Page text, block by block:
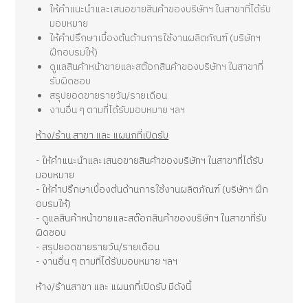
ให้คำแนะนำและเสนอขายสินค้าของบริษัทฯ ในสาขาที่ได้รับ
มอบหมาย
ให้คำปรึกษาเบื้องต้นด้านการใช้งานผลิตภัณฑ์ (บริษัทฯ
ฝึกอบรมให้)
ดูแลสินค้าหน้าขายและสต๊อกสินค้าของบริษัทฯ ในสาขาที่
รับผิดชอบ
สรุปยอดขายรายวัน/รายเดือน
งานอื่น ๆ ตามที่ได้รับมอบหมาย ฯลฯ
ห้าง/ร้าน สาขา และ แผนกที่เปิดรับ
- ให้คำแนะนำและเสนอขายสินค้าของบริษัทฯ ในสาขาที่ได้รับ
มอบหมาย
- ให้คำปรึกษาเบื้องต้นด้านการใช้งานผลิตภัณฑ์ (บริษัทฯ ฝึก
อบรมให้)
- ดูแลสินค้าหน้าขายและสต๊อกสินค้าของบริษัทฯ ในสาขาที่รับ
ผิดชอบ
- สรุปยอดขายรายวัน/รายเดือน
- งานอื่น ๆ ตามที่ได้รับมอบหมาย ฯลฯ
ห้าง/ร้านสาขา และ แผนกที่เปิดรับ มีดังนี้